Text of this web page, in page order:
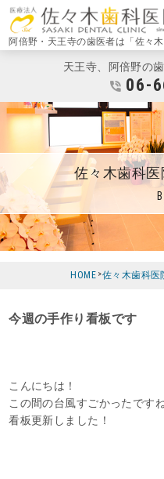
阿倍野・天王寺の歯医者は「佐々木
天王寺、阿倍野の
06-
佐々木歯科
HOME 佐々木歯科医
今週の手作り看板です
こんにちは！
この間の台風すごかったです
看板更新しました！